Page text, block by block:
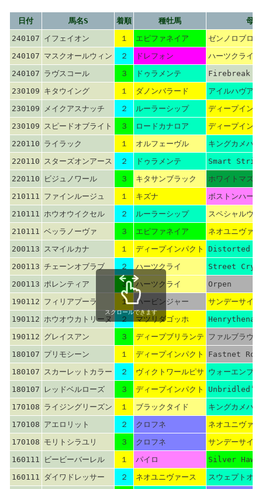
日付 馬名S 着順 種牡馬
母
240107 イフェイオン １ エピファネイア
ゼンノロブロイ
240107 マスクオールウィン ２ ドレフォン
ハーツクライ
240107 ラヴスコール ３ ドゥラメンテ
Firebreak
230109 キタウイング １ ダノンバラード
アイルハヴア
230109
メイクアスナッチ ２ ルーラーシップ
ディープイン
230109
スピードオブライト ３ ロードカナロア
ディープイン
220110 ライラック １ オルフェーヴル
キングカメハ
220110
スターズオンアース ２ ドゥラメンテ
Smart
220110
ビジュノワール ３ キタサンブラック
ホワイトマズル
210111
ファインルージュ １ キズナ
ボストンハー
210111
ホウオウイクセル ２ ルーラーシップ
スペシャルウ
210111
ベッラノーヴァ ３ エピファネイア
ネオユニヴァ
200113
スマイルカナ １ ディープインパクト
Distorted
200113 チェーンオブラブ ２ ハーツクライ
Street Cry
200113 ポレンティア ３ ハーツクライ
Orpen
190112 フィリアプーラ １ ハービンジャー
サンデーサイ
190112 ホウオウカトリーヌ ２ マツリダゴッホ
190112 グレイスアン ３ ディープブリランテ ファルブラヴ
180107 プリモシーン １ ディープインパクト
Fastnet
180107
スカーレットカラー ２ ヴィクトワールピサ ウォーエンブ
180107
レッドベルローズ ３ ディープインパクト
Unbridled’s
170108 ライジングリーズン １ ブラックタイド
キングカメハ
170108 アエロリット ２ クロフネ
ネオユニヴァ
170108 モリトシラユリ ３ クロフネ
サンデーサイ
160111
ビービーバーレル １ パイロ
Silver Hawk
160111
ダイワドレッサー ２ ネオユニヴァース
スウェプトオ
スクロールできます